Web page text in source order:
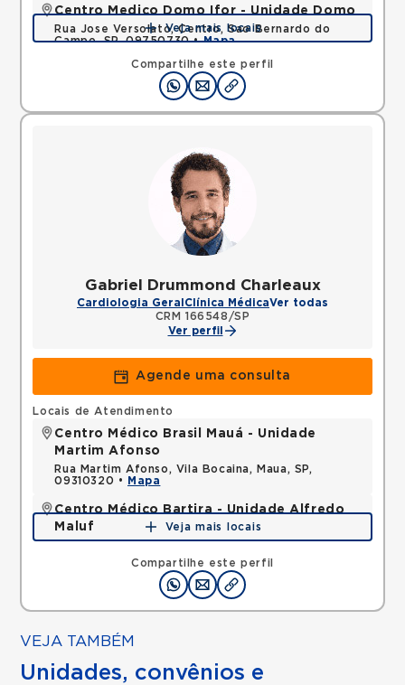
Compartilhe este perfil
Centro Medico Domo Ifor - Unidade Domo
Rua Jose Versolato, Centro, Sao Bernardo do
Campo, SP, 09750730 •Mapa
Veja mais locais
Gabriel Drummond Charleaux
Cardiologia Geral Clínica MédicaVer todas
CRM 166548/SP
Ver perfil
Agende uma consulta
Compartilhe este perfil
Locais de Atendimento
Centro Médico Brasil Mauá - Unidade
Martim Afonso
Rua Martim Afonso, Vila Bocaina, Maua, SP,
09310320 •
Mapa
Centro Médico Bartira - Unidade Alfredo
Maluf
Avenida Alfredo Maluf, Jardim Santo Antonio,
Santo Andre, SP, 09240410 •
Mapa
Veja mais locais
VEJA TAMBÉM
Unidades, convênios e